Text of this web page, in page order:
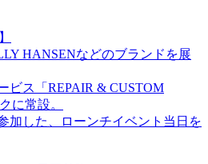
HANSENなどのブランドを展
ビス「REPAIR & CUSTOM
に常設。
加した、ローンチイベント当日を